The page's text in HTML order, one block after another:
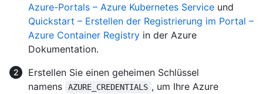
Azure-Portals – Azure Kubernetes Service und
Quickstart – Erstellen der Registrierung im Portal –
Azure Container Registry in der Azure
Dokumentation.
Erstellen Sie einen geheimen Schlüssel
namens
AZURE_CREDENTIALS , um Ihre Azure